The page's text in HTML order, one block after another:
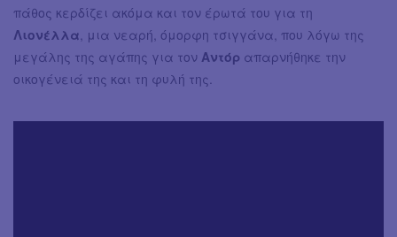
πάθος κερδίζει ακόμα και τον έρωτά του για τη
Λιονέλλα , μια νεαρή, όμορφη τσιγγάνα, που λόγω της
μεγάλης της αγάπης για τον Αντόρ απαρνήθηκε την
οικογένειά της και τη φυλή της.